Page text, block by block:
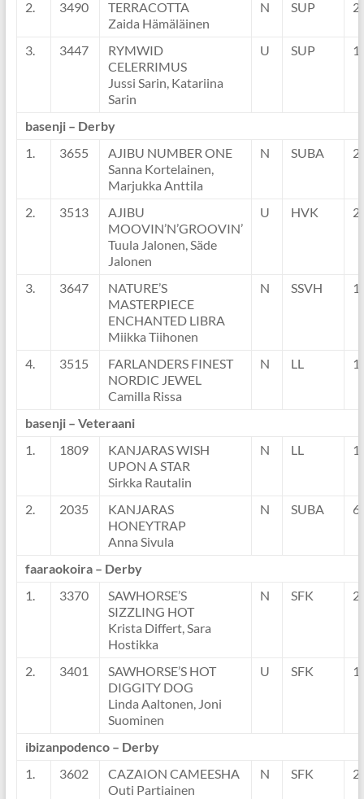
2. 3490
TERRACOTTA
Zaida Hämäläinen
N SUP
3. 3447
RYMWID
CELERRIMUS
Jussi Sarin, Katariina
Sarin
U SUP
basenji – Derby
1.
3655
AJIBU NUMBER ONE
Sanna Kortelainen,
Marjukka Anttila
N SUBA
2. 3513
AJIBU
MOOVIN’N’GROOVIN’
Tuula Jalonen, Säde
Jalonen
U HVK
3. 3647
NATURE’S
MASTERPIECE
ENCHANTED LIBRA
Miikka Tiihonen
N SSVH
4. 3515
FARLANDERS FINEST
NORDIC JEWEL
Camilla Rissa
N LL
basenji – Veteraani
1.
1809
KANJARAS WISH
UPON A STAR
Sirkka Rautalin
N LL
2. 2035
KANJARAS
HONEYTRAP
Anna Sivula
N SUBA
faaraokoira – Derby
1.
3370
SAWHORSE’S
SIZZLING HOT
Krista Differt, Sara
Hostikka
N SFK
2. 3401
SAWHORSE’S HOT
DIGGITY DOG
Linda Aaltonen, Joni
Suominen
U SFK
ibizanpodenco – Derby
1.
3602
CAZAION CAMEESHA
Outi Partiainen
N SFK